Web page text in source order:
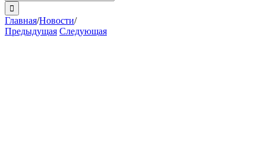
поиска:
Главная/Новости/
Предыдущая Следующая